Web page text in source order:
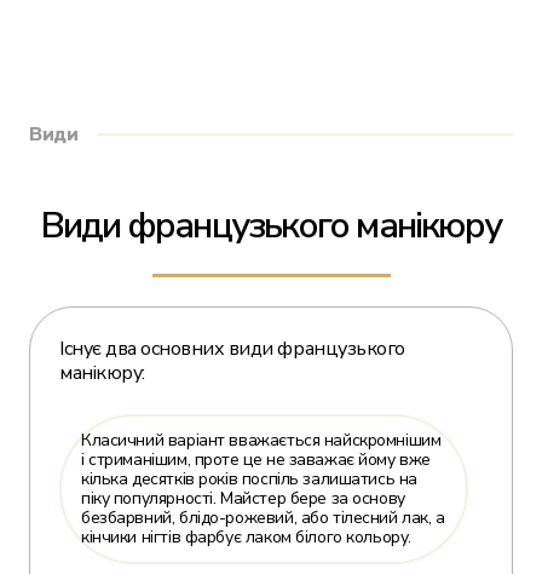
Види
Види французького манікюру
Існує два основних види французького
манікюру:
Класичний варіант вважається найскромнішим
і стриманішим, проте це не заважає йому вже
кілька десятків років поспіль залишатись на
піку популярності. Майстер бере за основу
безбарвний, блідо-рожевий, або тілесний лак, а
кінчики нігтів фарбує лаком білого кольору.